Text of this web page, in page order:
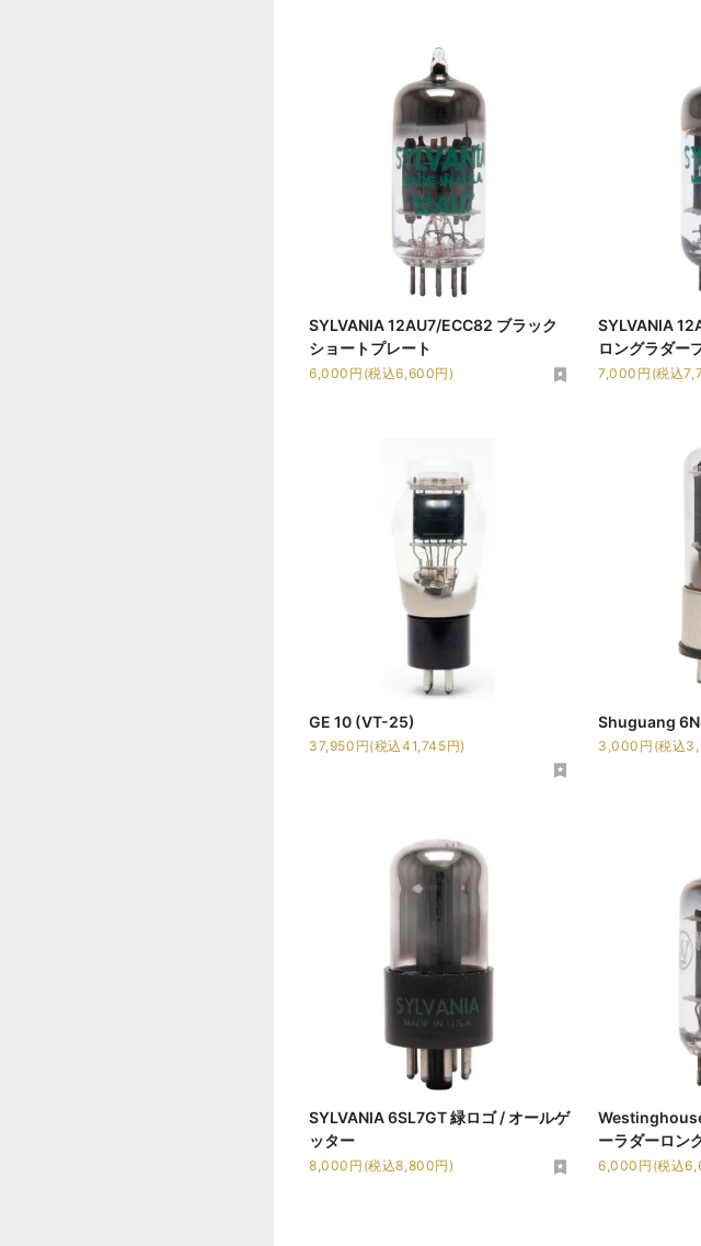
SYLVANIA 12AU7/ECC82 ブラック
ショートプレート
6,000円(税込6,600円)
SYLVANIA
ロングラダー
7,000円(税込
GE 10 (VT-25)
37,950円(税込41,745円)
Shuguang
3,000円(税込
SYLVANIA 6SL7GT 緑ロゴ / オールゲ
ッター
8,000円(税込8,800円)
ーラダーロン
6,000円(税込